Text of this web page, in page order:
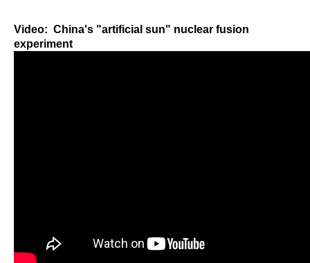
Video: China's "artificial sun" nuclear fusion
experiment